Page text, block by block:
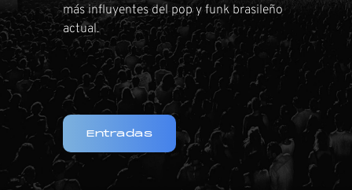
más influyentes del pop y funk brasileño
actual.
Entradas